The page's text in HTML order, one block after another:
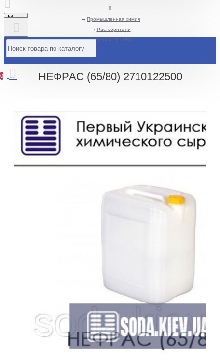
Menu
0
Промышленная химия
Растворители
Нефрас (65/80)
НЕФРАС (65/80) 2710122500